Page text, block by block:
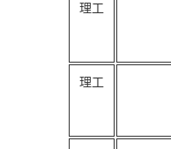
理工
理工